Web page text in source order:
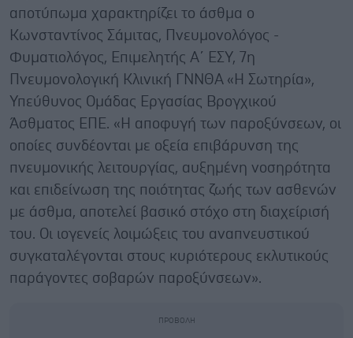
αποτύπωμα χαρακτηρίζει το άσθμα ο
Κωνσταντίνος Σάμιτας, Πνευμονολόγος -
Φυματιολόγος, Επιμελητής Α΄ ΕΣΥ, 7η
Πνευμονολογική Κλινική ΓΝΝΘΑ «Η Σωτηρία»,
Υπεύθυνος Ομάδας Εργασίας Βρογχικού
Άσθματος ΕΠΕ. «Η αποφυγή των παροξύνσεων, οι
οποίες συνδέονται με οξεία επιβάρυνση της
πνευμονικής λειτουργίας, αυξημένη νοσηρότητα
και επιδείνωση της ποιότητας ζωής των ασθενών
με άσθμα, αποτελεί βασικό στόχο στη διαχείρισή
του. Οι ιογενείς λοιμώξεις του αναπνευστικού
συγκαταλέγονται στους κυριότερους εκλυτικούς
παράγοντες σοβαρών παροξύνσεων».